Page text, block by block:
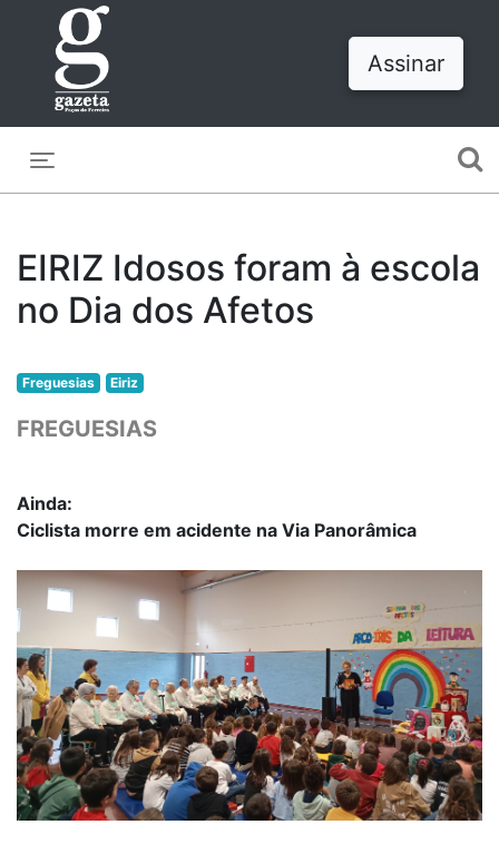
Assinar
EIRIZ Idosos foram à escola
no Dia dos Afetos
Freguesias Eiriz
FREGUESIAS
Ainda:
Ciclista morre em acidente na Via Panorâmica